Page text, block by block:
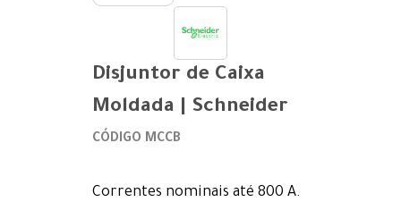
Disjuntor de Caixa
Moldada | Schneider
CÓDIGO MCCB
Correntes nominais até 800 A.